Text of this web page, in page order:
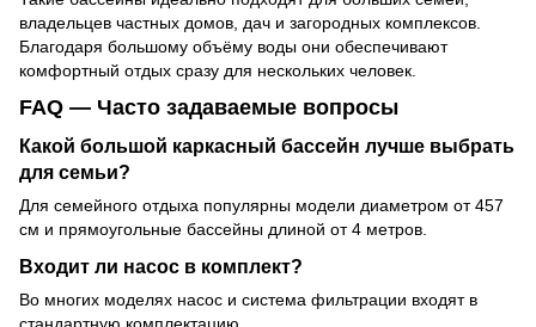
владельцев частных домов, дач и загородных комплексов.
Благодаря большому объёму воды они обеспечивают
комфортный отдых сразу для нескольких человек.
FAQ — Часто задаваемые вопросы
Какой большой каркасный бассейн лучше выбрать
для семьи?
Для семейного отдыха популярны модели диаметром от 457
см и прямоугольные бассейны длиной от 4 метров.
Входит ли насос в комплект?
Во многих моделях насос и система фильтрации входят в